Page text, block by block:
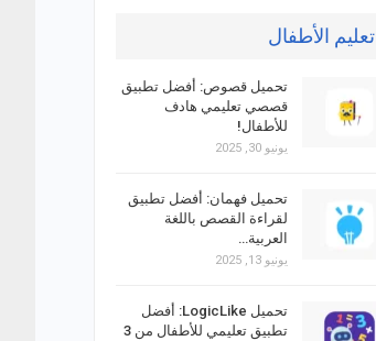
تعليم الأطفال
تحميل قصوص: أفضل تطبيق
قصصي تعليمي هادف
للأطفال!
يونيو 30, 2025
تحميل فهمان: أفضل تطبيق
لقراءة القصص باللغة
العربية…
يونيو 13, 2025
تحميل LogicLike: أفضل
تطبيق تعليمي للأطفال من 3